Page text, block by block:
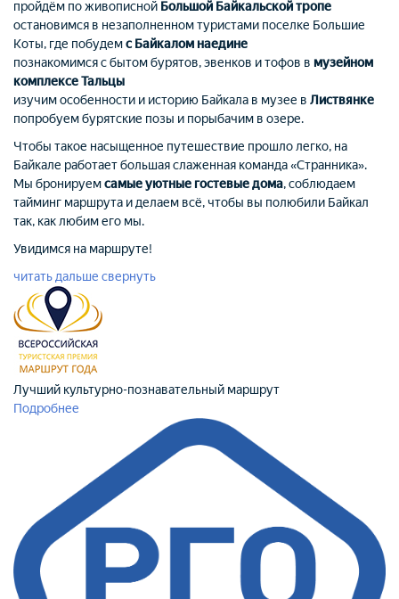
пройдём по живописной Большой Байкальской тропе
остановимся в незаполненном туристами поселке Большие
Коты, где побудемс Байкалом наедине
познакомимся с бытом бурятов, эвенков и тофов в музейном
комплексе Тальцы
изучим особенности и историю Байкала в музее в Листвянке
попробуем бурятские позы и порыбачим в озере.
Чтобы такое насыщенное путешествие прошло легко, на
Байкале работает большая слаженная команда «Странника».
Мы бронируемсамые уютные гостевые дома, соблюдаем
тайминг маршрута и делаем всё, чтобы вы полюбили Байкал
так, как любим его мы.
Увидимся на маршруте!
читать дальше свернуть
Лучший культурно-познавательный маршрут
Подробнее